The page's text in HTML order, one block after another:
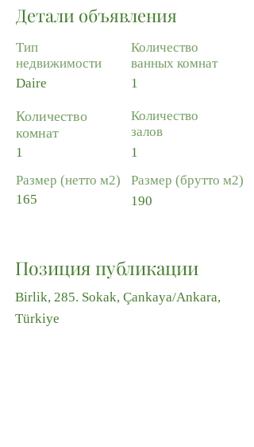
Детали объявления
Тип
недвижимости
Daire
Количество
комнат
1
Размер (нетто м2)
165
Количество
ванных комнат
1
Количество
залов
1
Размер (брутто м2)
190
Позиция публикации
Birlik, 285. Sokak, Çankaya/Ankara,
Türkiye